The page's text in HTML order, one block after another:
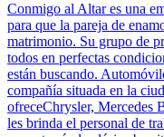
Conmigo al Altar es una
para que la pareja de
matrimonio. Su grupo de
todos en perfectas
están buscando.
compañía situada en la
ofreceChrysler, Mercedes
les brinda el personal de